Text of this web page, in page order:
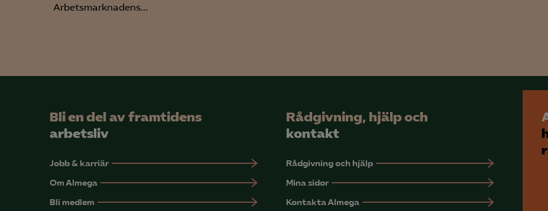
Arbetsmarknadens...
Bli en del av framtidens
arbetsliv
Jobb & karriär
Om Almega
Bli medlem
Rådgivning, hjälp och
kontakt
Rådgivning och hjälp
Mina sidor
Kontakta Almega